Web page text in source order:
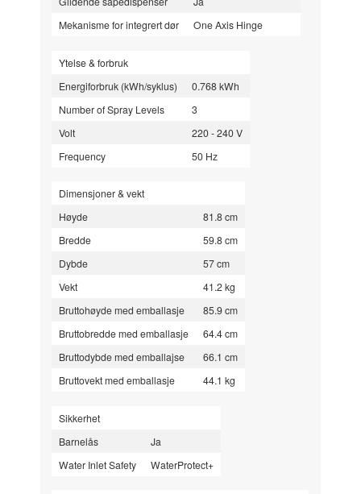
Mekanisme for integrert dør
One Axis Hinge
Ytelse & forbruk
Energiforbruk (kWh/syklus)
0.768 kWh
Number of Spray Levels
3
Volt
220 - 240 V
Frequency
50 Hz
Dimensjoner & vekt
Høyde
81.8 cm
Bredde
59.8 cm
Dybde
57 cm
Vekt
41.2 kg
Bruttohøyde med emballasje
85.9 cm
Bruttobredde med emballasje
64.4 cm
Bruttodybde med emballajse
66.1 cm
Bruttovekt med emballasje
44.1 kg
Sikkerhet
Barnelås
Ja
Water Inlet Safety
WaterProtect+